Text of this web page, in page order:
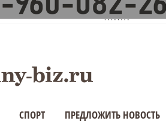
СПОРТ ПРЕДЛОЖИТЬ НОВОСТЬ